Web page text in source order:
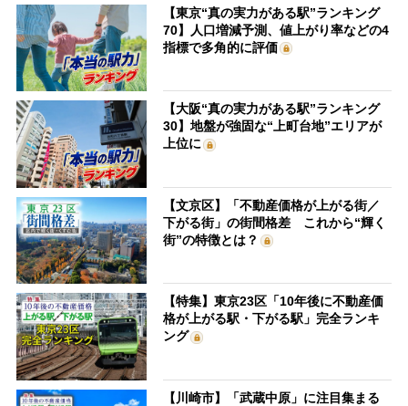
【東京“真の実力がある駅”ランキング
70】人口増減予測、値上がり率などの4
指標で多角的に評価
【大阪“真の実力がある駅”ランキング
30】地盤が強固な“上町台地”エリアが
上位に
【文京区】「不動産価格が上がる街／
下がる街」の街間格差 これから“輝く
街”の特徴とは？
【特集】東京23区「10年後に不動産価
格が上がる駅・下がる駅」完全ランキ
ング
【川崎市】「武蔵中原」に注目集まる